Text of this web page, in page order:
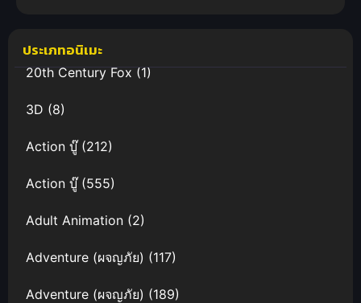
ประเภทอนิเมะ
20th Century Fox(1)
3D (8)
Action บู๊(212)
Action บู๊(555)
Adult Animation (2)
Adventure (ผจญภัย) (117)
Adventure (ผจญภัย) (189)